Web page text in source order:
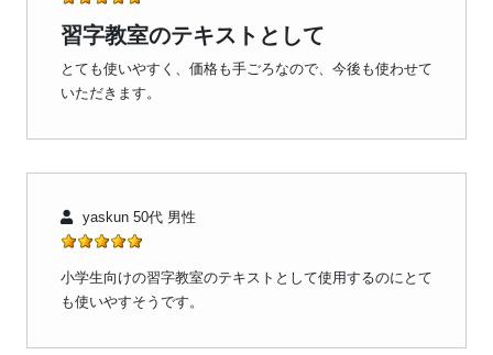
習字教室のテキストとして
とても使いやすく、価格も手ごろなので、今後も使わせて
いただきます。
yaskun 50代 男性
小学生向けの習字教室のテキストとして使用するのにとて
も使いやすそうです。